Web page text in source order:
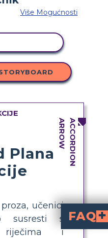
Više Mogućnosti
Plana
učenici
susresti s
riječima i
FAQ